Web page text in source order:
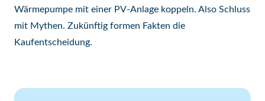
Wärmepumpe mit einer PV-Anlage koppeln. Also Schluss
mit Mythen. Zukünftig formen Fakten die
Kaufentscheidung.